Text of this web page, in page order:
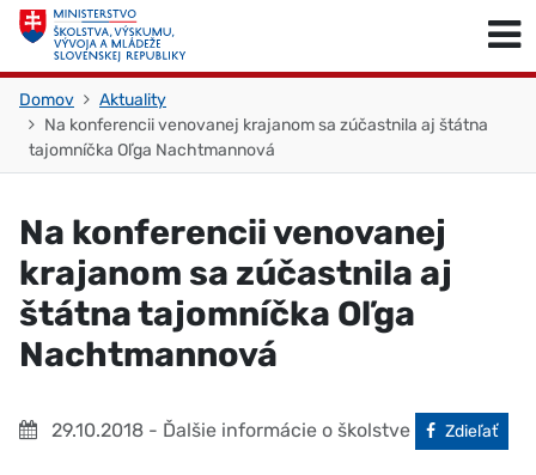
Skočiť na obsah
Domov
Aktuality
Na konferencii venovanej krajanom sa zúčastnila aj štátna
tajomníčka Oľga Nachtmannová
Na konferencii venovanej
krajanom sa zúčastnila aj
štátna tajomníčka Oľga
Nachtmannová
29.10.2018 - Ďalšie informácie o školstve Facebook
Zdieľať
Skočiť na začiatok stránky